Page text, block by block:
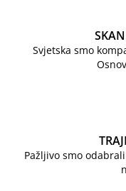
Svjetska smo
Pažljivo smo